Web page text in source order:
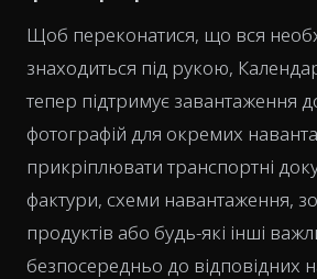
Щоб переконатися, що вся
знаходиться під рукою,
тепер підтримує завантаження
фотографій для окремих
прикріплювати транспортні
фактури, схеми навантаження,
продуктів або будь-які інші
безпосередньо до відповідних